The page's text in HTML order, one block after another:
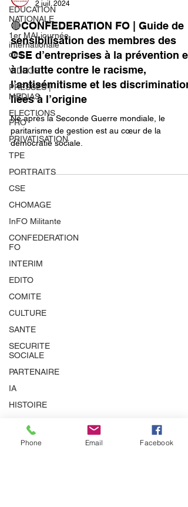
EDUCATION
NATIONALE
1er MAI journée
internationale
des
VIDEOS
PRESSES |
MEDIAS
ELECTIONS
PRO
PRIVATISATION
TPE
PORTRAITS
CSE
CHOMAGE
InFO Militante
CONFEDERATION
FO
INTERIM
EDITO
COMITE
CULTURE
SANTE
SECURITE
SOCIALE
PARTENAIRE
IA
HISTOIRE
FO38
2 juil. 2024
🔴CONFEDERATION FO | Guide de
sensibilisation des membres des
CSE d’entreprises à la prévention et
à la lutte contre le racisme,
l’antisémitisme et les
liées à l’origine
Né après la Seconde Guerre mondiale, le
paritarisme de gestion est au cœur de la
Phone Email Facebook